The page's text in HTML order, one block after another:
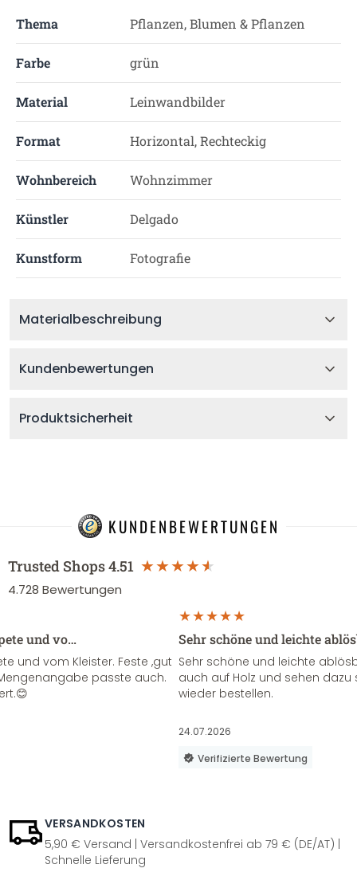
Thema Pflanzen, Blumen & Pflanzen
Farbe grün
Material Leinwandbilder
Format Horizontal, Rechteckig
Wohnbereich Wohnzimmer
Künstler Delgado
Kunstform Fotografie
Materialbeschreibung
Kundenbewertungen
Produktsicherheit
KUNDENBEWERTUNGEN
Trusted Shops4.51
4.728 Bewertungen
und vo…
und vom Kleister. Feste ,gut
passte auch.
Sehr schöne und leichte
Sehr schöne und leichte
auch auf Holz und sehen
wieder bestellen.
24.07.2026
Verifizierte Bewertung
VERSANDKOSTEN
5,90 € Versand | Versandkostenfrei ab 79 € (DE/AT) |
Schnelle Lieferung